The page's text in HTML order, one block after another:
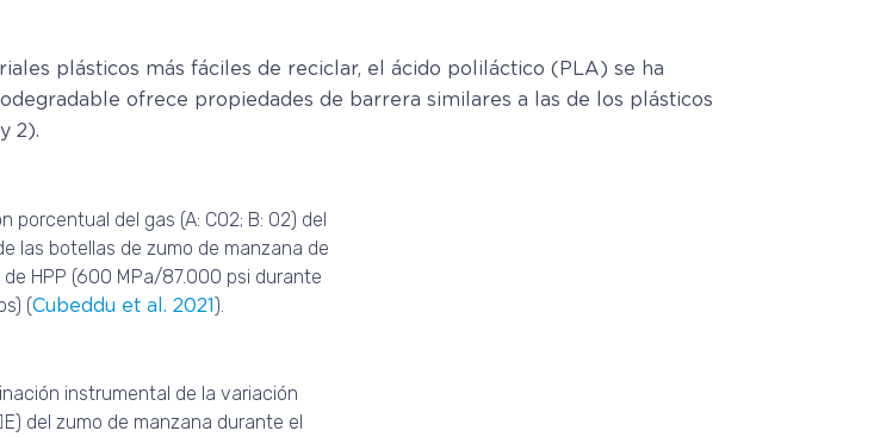
plásticos más fáciles de reciclar, el ácido poliláctico (PLA) se ha
ofrece propiedades de barrera similares a las de los plásticos
2).
porcentual del gas (A: CO2; B: O2) del
las botellas de zumo de manzana de
de HPP (600 MPa/87.000 psi durante
(Cubeddu et al. 2021).
instrumental de la variación
del zumo de manzana durante el